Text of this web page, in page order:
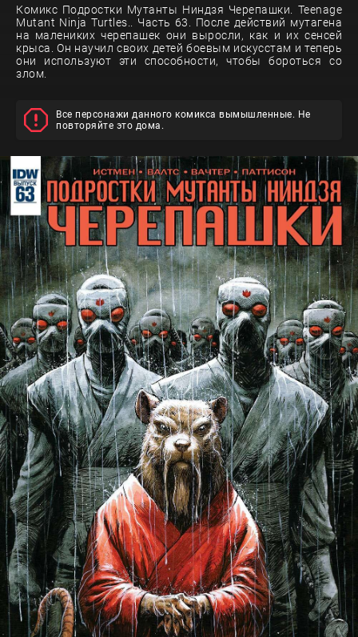
Комикс Подростки Мутанты Ниндзя Черепашки. Teenage
Mutant Ninja Turtles.. Часть 63. После действий мутагена
на малениких черепашек они выросли, как и их сенсей
крыса. Он научил своих детей боевым искусстам и теперь
они используют эти способности, чтобы бороться со
злом.
Все персонажи данного комикса вымышленные. Не
повторяйте это дома.